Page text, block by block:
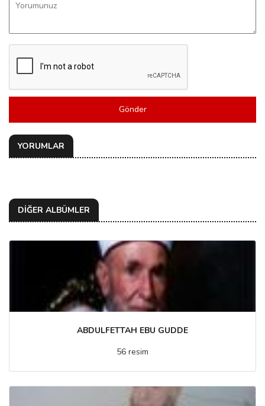
Gönder
YORUMLAR
DİĞER ALBÜMLER
ABDULFETTAH EBU GUDDE
56 resim